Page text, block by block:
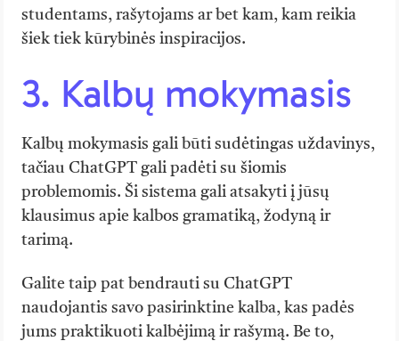
studentams, rašytojams ar bet kam, kam reikia
šiek tiek kūrybinės inspiracijos.
3. Kalbų mokymasis
Kalbų mokymasis gali būti sudėtingas uždavinys,
tačiau ChatGPT gali padėti su šiomis
problemomis. Ši sistema gali atsakyti į jūsų
klausimus apie kalbos gramatiką, žodyną ir
tarimą.
Galite taip pat bendrauti su ChatGPT
naudojantis savo pasirinktine kalba, kas padės
jums praktikuoti kalbėjimą ir rašymą. Be to,